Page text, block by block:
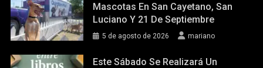
Mascotas En San Cayetano, San
Luciano Y 21 De Septiembre
5 de agosto de 2026 mariano
Este Sábado Se Realizará Un